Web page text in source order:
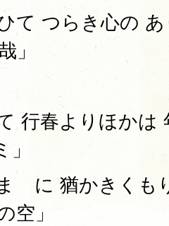
て つらき心の
」
行春よりほかは
ゝに 猶かきくも
空」